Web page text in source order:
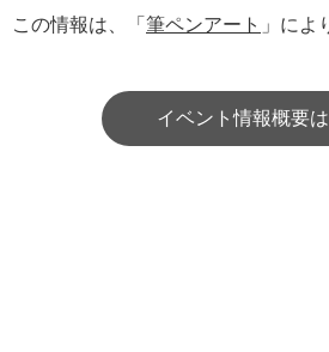
この情報は、「 筆ペンアート 」によ
イベント情報概要